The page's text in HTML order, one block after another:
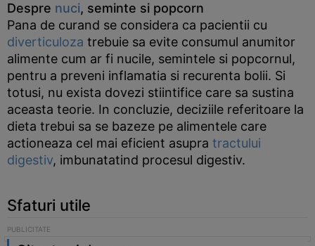
Despre nuci, seminte si popcorn
Pana de curand se considera ca pacientii cu
diverticuloza trebuie sa evite consumul anumitor
alimente cum ar fi nucile, semintele si popcornul,
pentru a preveni inflamatia si recurenta bolii. Si
totusi, nu exista dovezi stiintifice care sa sustina
aceasta teorie. In concluzie, deciziile referitoare la
dieta trebui sa se bazeze pe alimentele care
actioneaza cel mai eficient asupra tractului
digestiv, imbunatatind procesul digestiv.
Sfaturi utile